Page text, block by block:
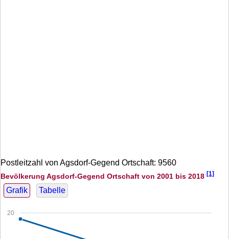
Postleitzahl von Agsdorf-Gegend Ortschaft: 9560
Bevölkerung Agsdorf-Gegend Ortschaft von 2001 bis 2018 [1]
Grafik Tabelle
20